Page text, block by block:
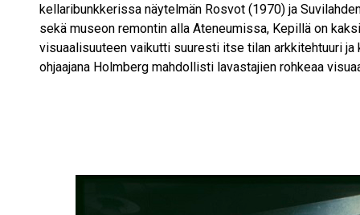
kellaribunkkerissa näytelmän Rosvot (1970) ja
sekä museon remontin alla Ateneumissa, Kepillä on
visuaalisuuteen vaikutti suuresti itse tilan arkkitehtuuri
ohjaajana Holmberg mahdollisti lavastajien rohkeaa